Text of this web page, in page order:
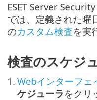
ESET Server
では、定義された曜
のカスタム検査を実
検査のスケジ
1. Webインターフェ
ケジューラをクリ